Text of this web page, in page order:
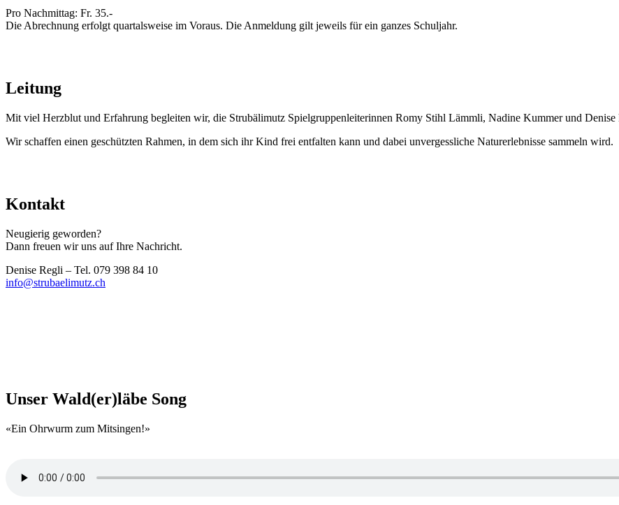
Pro Nach­mit­tag: Fr. 35.-
Die Abrech­nung erfolgt quar­tals­wei­se im Vor­aus. Die Anmel­dung gilt jeweils für ein gan­zes Schul­jahr.
Leitung
Mit viel Herz­blut und Erfah­rung beglei­ten wir, die Stru­bä­li­mutz Spiel­grup­pen­lei­te­rin­nen Romy Stihl Lämm­li, Nadi­ne Kum­mer und Deni­se
Wir schaf­fen einen geschütz­ten Rah­men, in dem sich ihr Kind frei ent­fal­ten kann und dabei unver­gess­li­che Natur­er­leb­nis­se sam­meln wird.
Kontakt
Neu­gie­rig gewor­den?
Dann freu­en wir uns auf Ihre Nach­richt.
Deni­se Reg­li – Tel. 079 398 84 10
info@strubaelimutz.ch
Unser Wald(er)läbe Song
«Ein Ohr­wurm zum Mit­sin­gen!»